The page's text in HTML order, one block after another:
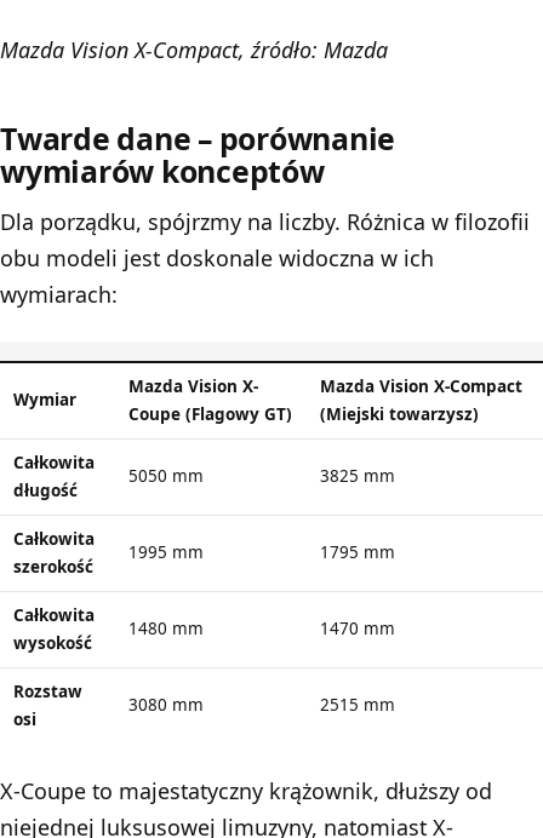
Mazda Vision X-Compact, źródło: Mazda
Twarde dane – porównanie
wymiarów konceptów
Dla porządku, spójrzmy na liczby. Różnica w filozofii
obu modeli jest doskonale widoczna w ich
wymiarach:
Wymiar
Mazda Vision X-
Coupe (Flagowy GT)
Mazda Vision X-Compact
(Miejski towarzysz)
Całkowita
długość
5050 mm 3825 mm
Całkowita
szerokość
1995 mm 1795 mm
Całkowita
wysokość
1480 mm 1470 mm
Rozstaw
osi
3080 mm 2515 mm
X-Coupe to majestatyczny krążownik, dłuższy od
niejednej luksusowej limuzyny, natomiast X-